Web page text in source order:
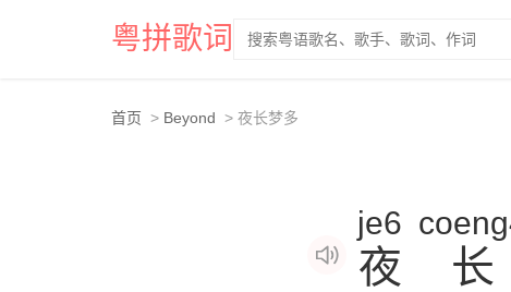
粤拼歌词
首页 Beyond 夜长梦多
夜
je6
长